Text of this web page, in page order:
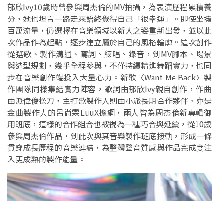
郁欣Ivy10歲時曾參與周杰倫的MV拍攝，為表演歷程累積養
分，她也坦言一路走來始終覺得自己「很幸運」。即使坐擁
百萬流量，仍選擇在音樂領域以新人之姿重新出發，並以此
次作品作為起點，逐步建立屬於自己的風格輪廓。這次創作
從選歌、製作溝通、寫詞、練唱、錄音，到MV腳本、場景
與造型規劃，幾乎全程參與，不僅持續精進舞蹈實力，也同
步在音樂創作端投入大量心力。新歌〈Want Me Back〉製
作團隊同樣集結實力陣容，歌詞由郁欣Ivy親自創作，作曲
由派偉俊操刀，主打歌製作人則由小派長期合作夥伴、亦是
金曲製作人的呂尚霖LuuX擔綱，兩人皆為周杰倫新專輯御
用班底，這樣的合作組合也被視為一種巧合與延續，從10歲
參與周杰倫作品，到此次與其音樂製作班底接軌，形成一條
貫穿成長歷程的音樂連結，為整體聲音質感與作品完成度注
入更成熟的製作能量。